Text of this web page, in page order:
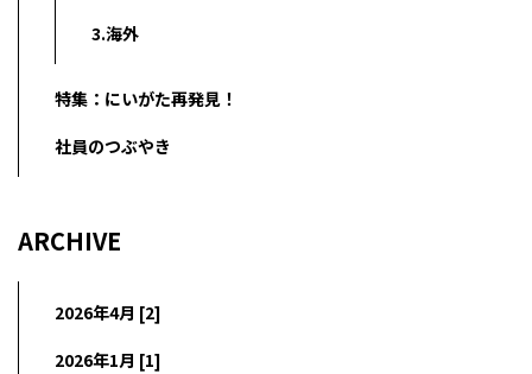
3.海外
特集：にいがた再発見！
社員のつぶやき
ARCHIVE
2026年4月 [2]
2026年1月 [1]